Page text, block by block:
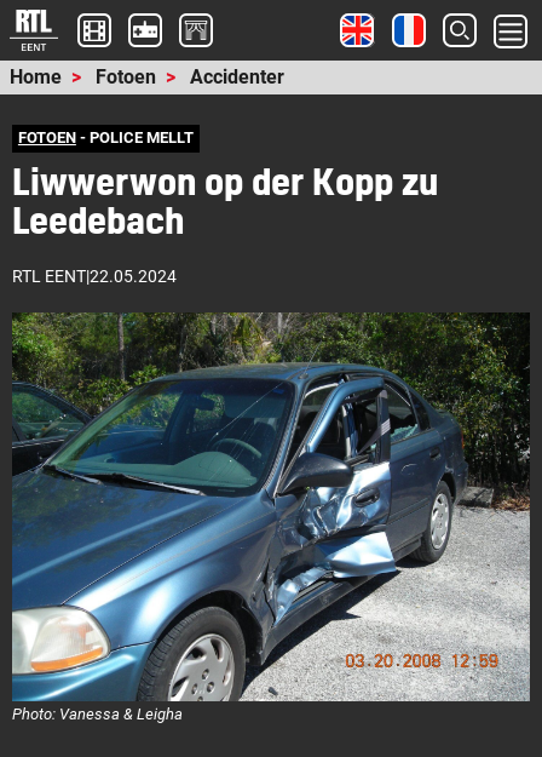
Home Fotoen Accidenter
FOTOEN- POLICE MELLT
Liwwerwon op der Kopp zu
Leedebach
RTL EENT|22.05.2024
Photo: Vanessa & Leigha